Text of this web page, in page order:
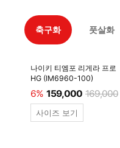
축구화 풋살화
나이키 티엠포 리게라 프로
HG (IM6960-100)
6% 159,000 169,000
사이즈 보기